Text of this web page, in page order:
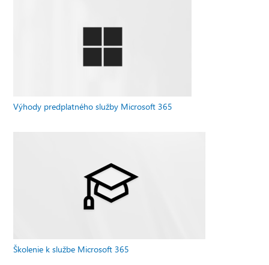
Výhody predplatného služby Microsoft 365
Školenie k službe Microsoft 365